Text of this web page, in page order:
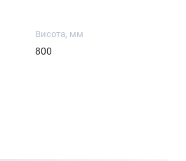
Висота, мм
800